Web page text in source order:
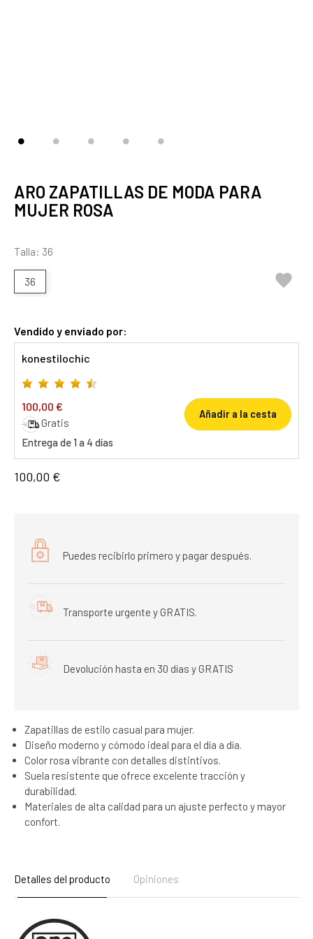
ARO ZAPATILLAS DE MODA PARA
MUJER ROSA
Talla: 36
36 
Vendido y enviado por:
konestilochic
100,00 €
Gratis
Entrega de 1 a 4 días
Añadir a la cesta
100,00 €
Puedes recibirlo primero y pagar después.
Transporte urgente y GRATIS.
Devolución hasta en 30 días y GRATIS
Zapatillas de estilo casual para mujer.
Diseño moderno y cómodo ideal para el día a día.
Color rosa vibrante con detalles distintivos.
Suela resistente que ofrece excelente tracción y
durabilidad.
Materiales de alta calidad para un ajuste perfecto y mayor
confort.
Detalles del producto Opiniones